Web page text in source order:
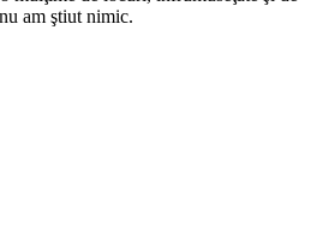
am ştiut nimic.